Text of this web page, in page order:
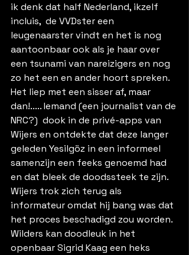
ik denk dat half Nederland, ikzelf
incluis,  de VVDster een
leugenaarster vindt en het is nog
aantoonbaar ook als je haar over
een tsunami van nareizigers en nog
zo het een en ander hoort spreken.
Het liep met een sisser af, maar
dan!..... Iemand (een journalist van de
NRC?)  dook in de privé-apps van
Wijers en ontdekte dat deze langer
geleden Yesilgöz in een informeel
samenzijn een feeks genoemd had
en dat bleek de doodssteek te zijn.
Wijers trok zich terug als
informateur omdat hij bang was dat
het proces beschadigd zou worden.
Wilders kan doodleuk in het
openbaar Sigrid Kaag een heks